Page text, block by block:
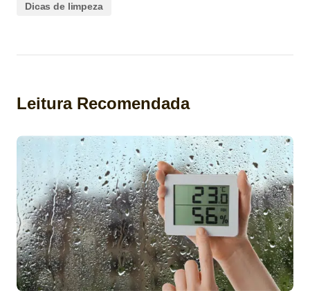
Dicas de limpeza
Leitura Recomendada